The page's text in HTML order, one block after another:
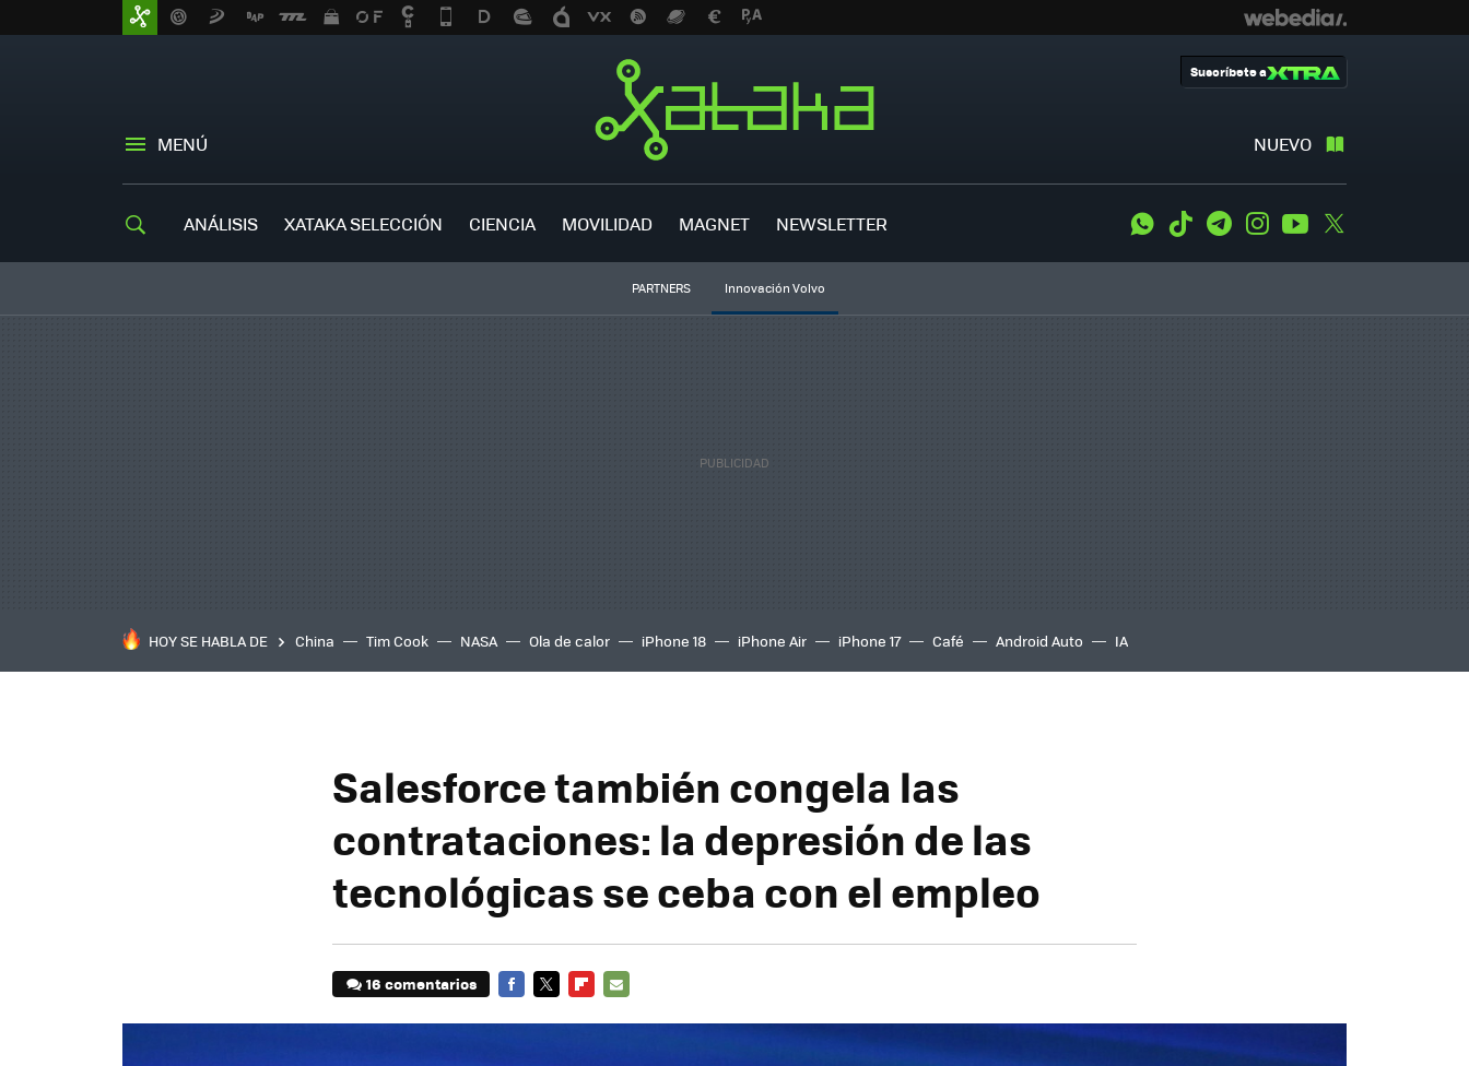
MENÚ NUEVO
Suscríbete a
ANÁLISIS XATAKA SELECCIÓN CIENCIA MOVILIDAD MAGNET NEWSLETTER WhatsApp
Tiktok TelegramInstagramYoutube
PARTNERS Innovación Volvo
HOY SE HABLA DE China Tim Cook NASA Ola de calor iPhone 18 iPhone Air iPhone 17 Café Android Auto IA
Salesforce también congela las
contrataciones: la depresión de las
tecnológicas se ceba con el empleo
16 comentarios